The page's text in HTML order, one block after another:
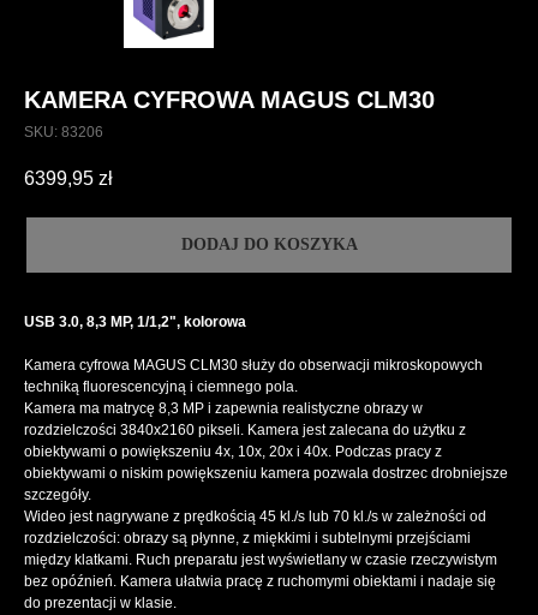
KAMERA CYFROWA MAGUS CLM30
SKU: 83206
6399,95 zł
DODAJ DO KOSZYKA
USB 3.0, 8,3 MP, 1/1,2", kolorowa
Kamera cyfrowa MAGUS CLM30 służy do obserwacji mikroskopowych
techniką fluorescencyjną i ciemnego pola.
Kamera ma matrycę 8,3 MP i zapewnia realistyczne obrazy w
rozdzielczości 3840x2160 pikseli. Kamera jest zalecana do użytku z
obiektywami o powiększeniu 4x, 10x, 20x i 40x. Podczas pracy z
obiektywami o niskim powiększeniu kamera pozwala dostrzec drobniejsze
szczegóły.
Wideo jest nagrywane z prędkością 45 kl./s lub 70 kl./s w zależności od
rozdzielczości: obrazy są płynne, z miękkimi i subtelnymi przejściami
między klatkami. Ruch preparatu jest wyświetlany w czasie rzeczywistym
bez opóźnień. Kamera ułatwia pracę z ruchomymi obiektami i nadaje się
do prezentacji w klasie.